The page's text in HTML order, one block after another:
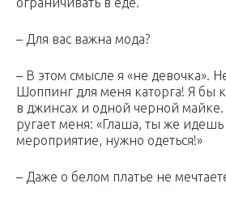
– Для вас важна мода?
– В этом смысле я «не девочка».
Шоппинг для меня каторга! Я бы
в джинсах и одной черной
ругает меня: «Глаша, ты же
мероприятие, нужно одеться!»
– Даже о белом платье не